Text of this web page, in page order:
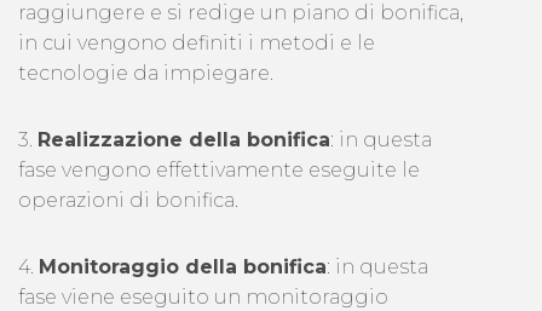
raggiungere e si redige un piano di bonifica,
in cui vengono definiti i metodi e le
tecnologie da impiegare.
3. Realizzazione della bonifica: in questa
fase vengono effettivamente eseguite le
operazioni di bonifica.
4. Monitoraggio della bonifica: in questa
fase viene eseguito un monitoraggio